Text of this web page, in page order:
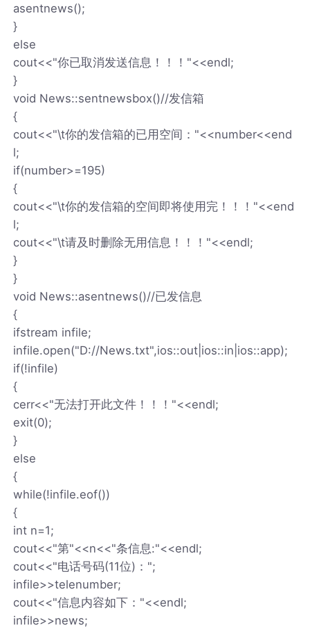
asentnews();
}
else
cout<<"你已取消发送信息！！！"<<endl;
}
void News::sentnewsbox()//发信箱
{
cout<<"\t你的发信箱的已用空间："<<number<<end
l;
if(number>=195)
{
cout<<"\t你的发信箱的空间即将使用完！！！"<<end
l;
cout<<"\t请及时删除无用信息！！！"<<endl;
}
}
void News::asentnews()//已发信息
{
ifstream infile;
infile.open("D://News.txt",ios::out|ios::in|ios::app);
if(!infile)
{
cerr<<"无法打开此文件！！！"<<endl;
exit(0);
}
else
{
while(!infile.eof())
{
int n=1;
cout<<"第"<<n<<"条信息:"<<endl;
cout<<"电话号码(11位)：";
infile>>telenumber;
cout<<"信息内容如下："<<endl;
infile>>news;